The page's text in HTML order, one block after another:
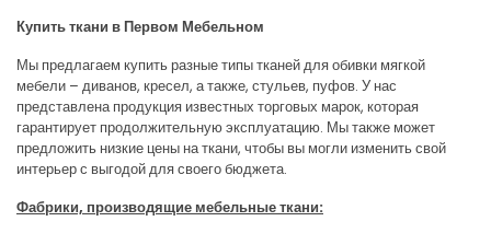
Купить ткани в Первом Мебельном
Мы предлагаем купить разные типы тканей для обивки мягкой
мебели – диванов, кресел, а также, стульев, пуфов. У нас
представлена продукция известных торговых марок, которая
гарантирует продолжительную эксплуатацию. Мы также может
предложить низкие цены на ткани, чтобы вы могли изменить свой
интерьер с выгодой для своего бюджета.
Фабрики, производящие мебельные ткани: